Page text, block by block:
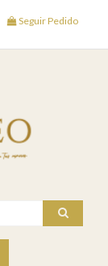
Seguir Pedido